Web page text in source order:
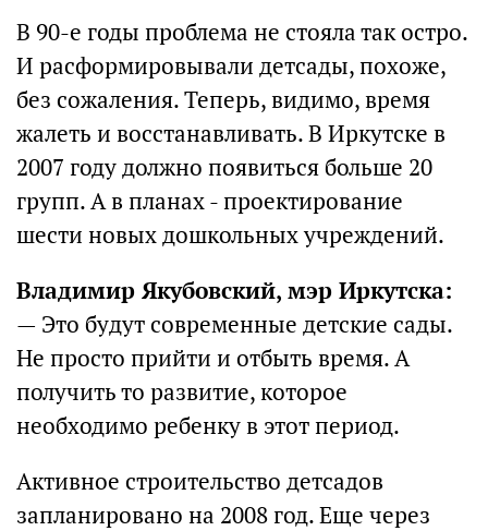
В 90-е годы проблема не стояла так остро.
И расформировывали детсады, похоже,
без сожаления. Теперь, видимо, время
жалеть и восстанавливать. В Иркутске в
2007 году должно появиться больше 20
групп. А в планах - проектирование
шести новых дошкольных учреждений.
Владимир Якубовский, мэр Иркутска:
— Это будут современные детские сады.
Не просто прийти и отбыть время. А
получить то развитие, которое
необходимо ребенку в этот период.
Активное строительство детсадов
запланировано на 2008 год. Еще через